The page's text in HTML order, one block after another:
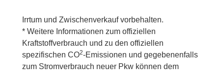
Irrtum und Zwischenverkauf vorbehalten.
* Weitere Informationen zum offiziellen
Kraftstoffverbrauch und zu den offiziellen
spezifischen CO2-Emissionen und gegebenenfalls
zum Stromverbrauch neuer Pkw können dem